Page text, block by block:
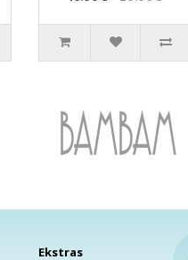
Ekstras